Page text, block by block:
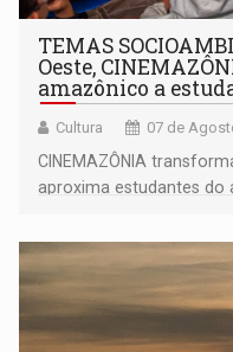
TEMAS
Oeste,
amazônico a
Cultura 07 de
CINEMAZÔNIA
aproxima estudantes do